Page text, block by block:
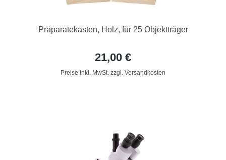
Präparatekasten, Holz, für 25 Objektträger
21,00 €
Preise inkl. MwSt. zzgl. Versandkosten